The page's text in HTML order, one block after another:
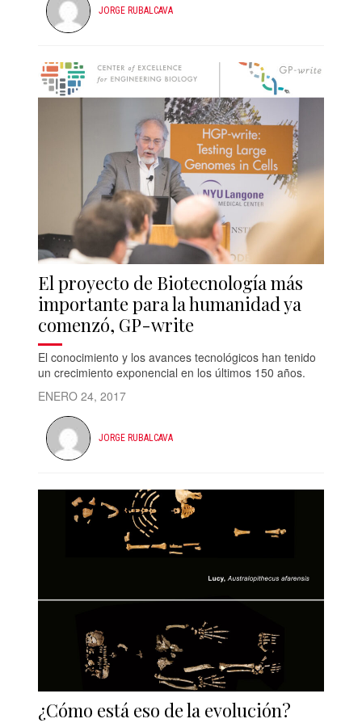
JORGE RUBALCAVA
El proyecto de Biotecnología más
importante para la humanidad ya
comenzó, GP-write
El conocimiento y los avances tecnológicos han tenido
un crecimiento exponencial en los últimos 150 años.
ENERO 24, 2017
JORGE RUBALCAVA
¿Cómo está eso de la evolución?